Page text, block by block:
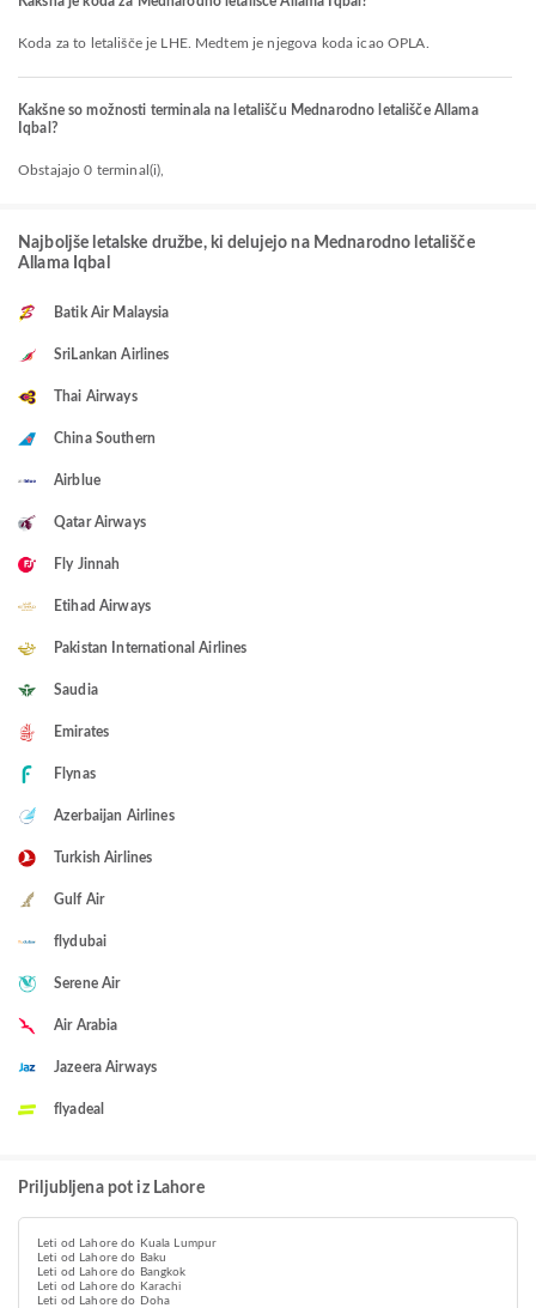
Koda za to letališče je LHE. Medtem je njegova koda icao OPLA.
Kakšne so možnosti terminala na letališču Mednarodno letališče Allama
Iqbal?
Obstajajo 0 terminal(i),
Najboljše letalske družbe, ki delujejo na Mednarodno letališče
Allama Iqbal
Batik Air Malaysia
SriLankan Airlines
Thai Airways
China Southern
Airblue
Qatar Airways
Fly Jinnah
Etihad Airways
Pakistan International Airlines
Saudia
Emirates
Flynas
Azerbaijan Airlines
Turkish Airlines
Gulf Air
flydubai
Serene Air
Air Arabia
Jazeera Airways
flyadeal
Priljubljena pot iz Lahore
Leti od Lahore do Kuala Lumpur
Leti od Lahore do Baku
Leti od Lahore do Bangkok
Leti od Lahore do Karachi
Leti od Lahore do Doha